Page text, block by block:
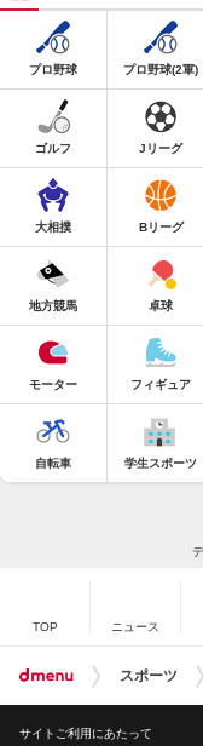
プロ野球 プロ野球(2軍)
ゴルフ Jリーグ
大相撲 Bリーグ
地方競馬 卓球
モーター フィギュア
自転車 学生スポーツ
TOP ニュース
スポーツ
サイトご利用にあたって